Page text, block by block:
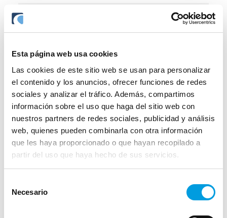
Esta página web usa cookies
Las cookies de este sitio web se usan para personalizar
el contenido y los anuncios, ofrecer funciones de redes
sociales y analizar el tráfico. Además, compartimos
información sobre el uso que haga del sitio web con
nuestros partners de redes sociales, publicidad y análisis
web, quienes pueden combinarla con otra información
que les haya proporcionado o que hayan recopilado a
partir del uso que haya hecho de sus servicios.
Necesario
Baja Diaria Baremo
Dos opciones. La misma tranquilidad.
Hasta 365 días cubierto en caso de baja
En SURNE llevamos...